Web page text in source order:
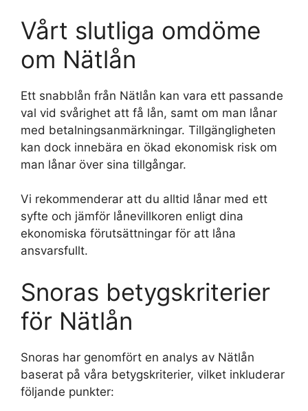
Vårt slutliga omdöme
om Nätlån
Ett snabblån från Nätlån kan vara ett passande
val vid svårighet att få lån, samt om man lånar
med betalningsanmärkningar. Tillgängligheten
kan dock innebära en ökad ekonomisk risk om
man lånar över sina tillgångar.
Vi rekommenderar att du alltid lånar med ett
syfte och jämför lånevillkoren enligt dina
ekonomiska förutsättningar för att låna
ansvarsfullt.
Snoras betygskriterier
för Nätlån
Snoras har genomfört en analys av Nätlån
baserat på våra betygskriterier, vilket inkluderar
följande punkter: